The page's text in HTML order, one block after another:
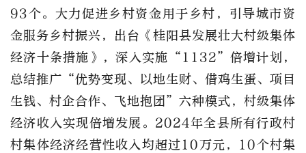
93个。大力促进乡村资金用于乡村，引导城市资
金服务乡村振兴，出台《桂阳县发展壮大村级集体
经济十条措施》，深入实施“1132”倍增计划，
总结推广“优势变现、以地生财、借鸡生蛋、项目
生钱、村企合作、飞地抱团”六种模式，村级集体
经济收入实现倍增发展。2024年全县所有行政村
村集体经济经营性收入均超过10万元，10个村集